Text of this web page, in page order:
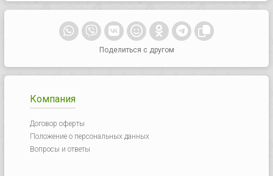
Поделиться с другом
Компания
Договор оферты
Положение о персональных данных
Вопросы и ответы